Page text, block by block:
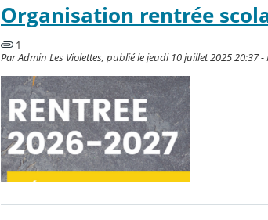
Organisation rentrée
1
Par Admin Les Violettes, publié le jeudi 10 juillet 2025 20:37